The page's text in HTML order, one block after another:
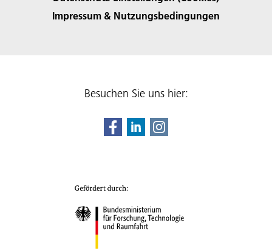
Impressum & Nutzungsbedingungen
Besuchen Sie uns hier: